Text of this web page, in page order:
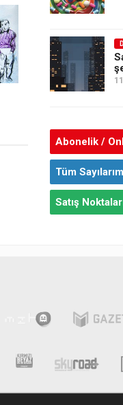
Abonelik /
Tüm
Satış